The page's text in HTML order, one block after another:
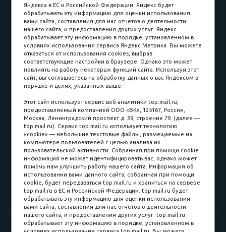
Принимаем к оплате
Наличные
пл. Соляная, 6, стр. 16
8 (3822) 60-70-30
8 (3822) 50-39-09
8 (3822) 22-77-68
8 (3822) 50-48-50
8 (3822) 65-42-10
Яндекса в ЕС и Российской Федерации. Яндекс будет
обрабатывать эту информацию для оценки использования
вами сайта, составления для нас отчетов о деятельности
нашего сайта, и предоставления других услуг. Яндекс
обрабатывает эту информацию в порядке, установленном в
условиях использования сервиса Яндекс Метрика. Вы можете
отказаться от использования cookies, выбрав
соответствующие настройки в браузере. Однако это может
повлиять на работу некоторых функций сайта. Используя этот
сайт, вы соглашаетесь на обработку данных о вас Яндексом в
порядке и целях, указанных выше.
Этот сайт использует сервис веб-аналитики top.mail.ru,
предоставляемый компанией ООО «ВК», 125167, Россия,
Москва, Ленинградский проспект д. 39, строение 79. (далее —
top.mail.ru). Сервис top.mail.ru использует технологию
«cookie» — небольшие текстовые файлы, размещаемые на
компьютере пользователей с целью анализа их
пользовательской активности. Собранная при помощи cookie
информация не может идентифицировать вас, однако может
помочь нам улучшить работу нашего сайта. Информация об
использовании вами данного сайта, собранная при помощи
cookie, будет передаваться top.mail.ru и храниться на сервере
top.mail.ru в ЕС и Российской Федерации. top.mail.ru будет
обрабатывать эту информацию для оценки использования
вами сайта, составления для нас отчетов о деятельности
нашего сайта, и предоставления других услуг. top.mail.ru
обрабатывает эту информацию в порядке, установленном в